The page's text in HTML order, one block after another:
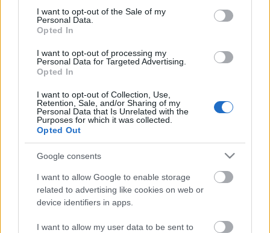
consent section.
I want to opt-out of the Sale of my
Personal Data.
Opted In
I want to opt-out of processing my
Personal Data for Targeted Advertising.
Opted In
I want to opt-out of Collection, Use,
Retention, Sale, and/or Sharing of my
Personal Data that Is Unrelated with the
Purposes for which it was collected.
Opted Out
Google consents
I want to allow Google to enable storage
related to advertising like cookies on web or
device identifiers in apps.
I want to allow my user data to be sent to
minden idők legjobb 500 lemezét tartalmazó
listáján. Bár a 197 ezer dollár tetemes összeg, nem
jelent rekordot: három évvel ezelőtt 422 ezerért
árverezték el Bob Dylan 1963-as klasszikusa, a The
Times They Are a-Changin' dalszövegét. Springsteen
új lemeze amúgy
hamarosan. A január 14-én megjelenő, tizenkét dalt
tartalmazó hanganyagon vegyesen lesznek új
szerzemények, feldolgozások és korábbi dalok
újraértelmezései, ráadásul nyolc számban Tom
Morello Rage Against The Machine-gitáros is
közreműködik, aki együtt zenélt Springsteennel
utóbbi ausztrál turnéján. A címadó című szám
egyébként eredetileg a Havalinas zenekar 1990-es
szerzeménye, amit hat évvel később már egyszer
feldolgozott Springsteen a Blood Brothers EP-n.
meg is lehet hallgatni.